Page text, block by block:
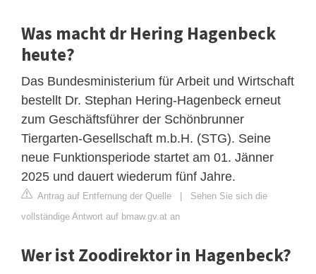
Was macht dr Hering Hagenbeck
heute?
Das Bundesministerium für Arbeit und Wirtschaft
bestellt Dr. Stephan Hering-Hagenbeck erneut
zum Geschäftsführer der Schönbrunner
Tiergarten-Gesellschaft m.b.H. (STG). Seine
neue Funktionsperiode startet am 01. Jänner
2025 und dauert wiederum fünf Jahre.
Antrag auf Entfernung der Quelle
Sehen Sie sich die
vollständige Antwort auf bmaw.gv.at an
Wer ist Zoodirektor in Hagenbeck?